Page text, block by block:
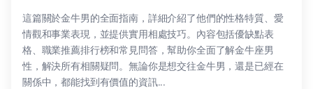
這篇關於金牛男的全面指南，詳細介紹了他們的性格特質、愛
情觀和事業表現，並提供實用相處技巧。內容包括優缺點表
格、職業推薦排行榜和常見問答，幫助你全面了解金牛座男
性，解決所有相關疑問。無論你是想交往金牛男，還是已經在
關係中，都能找到有價值的資訊...